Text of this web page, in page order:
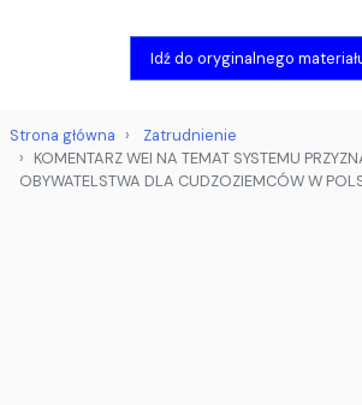
Idź do oryginalnego
Strona główna
Zatrudnienie
KOMENTARZ WEI NA TEMAT SYSTEMU
OBYWATELSTWA DLA CUDZOZIEMCÓW W